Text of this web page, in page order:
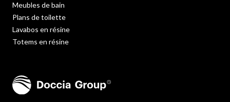
Meubles de bain
Plans de toilette
Lavabos en résine
Totems en résine